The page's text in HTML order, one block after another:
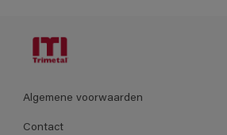
Algemene voorwaarden
Contact